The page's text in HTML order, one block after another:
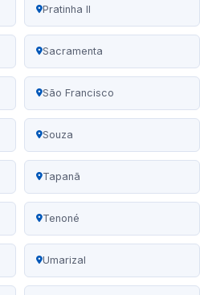
Pratinha II
Sacramenta
São Francisco
Souza
Tapanã
Tenoné
Umarizal